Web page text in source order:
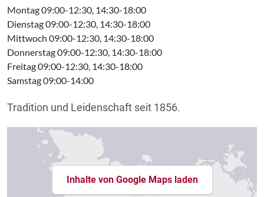
Montag 09:00-12:30, 14:30-18:00
Dienstag 09:00-12:30, 14:30-18:00
Mittwoch 09:00-12:30, 14:30-18:00
Donnerstag 09:00-12:30, 14:30-18:00
Freitag 09:00-12:30, 14:30-18:00
Samstag 09:00-14:00
Tradition und Leidenschaft seit 1856.
Inhalte von Google Maps laden